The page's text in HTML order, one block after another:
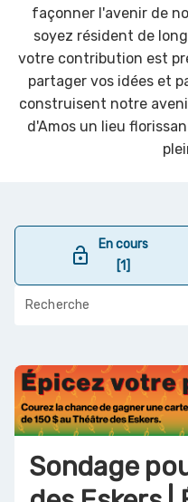
façonner l'avenir de
soyez résident de
votre contribution est
partager vos idées et
construisent notre
d'Amos un lieu
lock_open
En cours
[1]
Sondage